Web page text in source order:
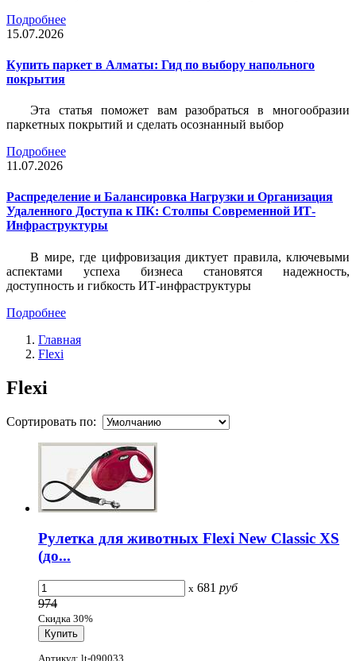
Подробнее
15.07.2026
Купить паркет в Алматы: Гид по выбору напольного
покрытия
Эта статья поможет вам разобраться в многообразии
паркетных покрытий и сделать осознанный выбор
Подробнее
11.07.2026
Распределение и Балансировка Нагрузки и Организация
Удаленного Доступа к ПК: Столпы Современной ИТ-
Инфраструктуры
В мире, где цифровизация диктует правила, ключевыми
аспектами успеха бизнеса становятся надежность,
доступность и гибкость ИТ-инфраструктуры
Подробнее
Главная
Flexi
Flexi
Сортировать по:
Рулетка для животных Flexi New Classic XS
(до...
x 681 руб
974
Скидка 30%
Артикул: lt-090033